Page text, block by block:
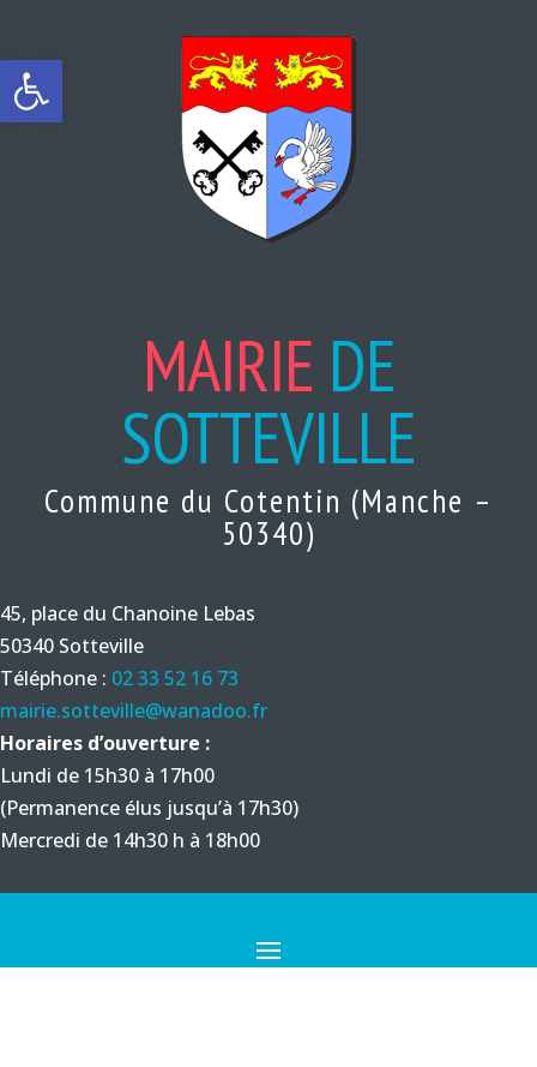
Ouvrir la barre d’outils
MAIRIE DE
SOTTEVILLE
Commune du Cotentin (Manche –
50340)
45, place du Chanoine Lebas
50340 Sotteville
Téléphone : 02 33 52 16 73
mairie.sotteville@wanadoo.fr
Horaires d’ouverture :
Lundi de 15h30 à 17h00
(Permanence élus jusqu’à 17h30)
Mercredi de 14h30 h à 18h00